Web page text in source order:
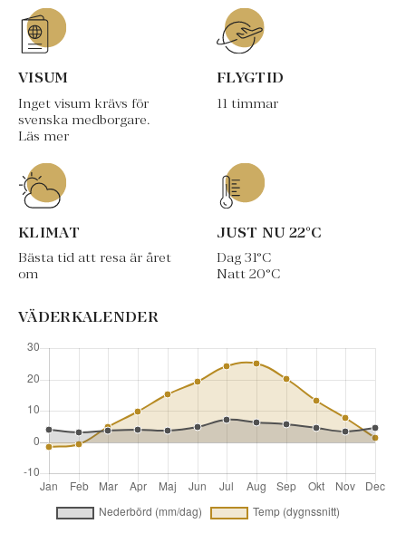
VISUM
Inget visum krävs för
svenska medborgare.
Läs mer
FLYGTID
11 timmar
KLIMAT
Bästa tid att resa är året
om
JUST NU 22°C
Dag 31°C
Natt 20°C
VÄDERKALENDER